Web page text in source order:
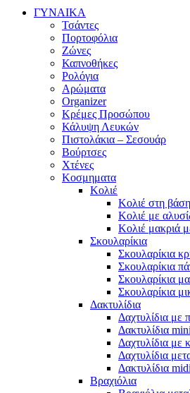
ΓΥΝΑΙΚΑ
Τσάντες
Πορτοφόλια
Ζώνες
Καπνοθήκες
Ρολόγια
Αρώματα
Organizer
Κρέμες Προσώπου
Κάλυψη Λευκών
Πιστολάκια – Σεσουάρ
Βούρτσες
Χτένες
Κοσμηματα
Κολιέ
Κολιέ στη
Κολιέ με
Κολιέ μακριά
Σκουλαρίκια
Σκουλαρίκια
Σκουλαρίκια
Σκουλαρίκια
Σκουλαρίκια
Δακτυλίδια
Δαχτυλίδια με
Δακτυλίδια
Δαχτυλίδια με
Δαχτυλίδια
Δακτυλίδια midi
Βραχιόλια